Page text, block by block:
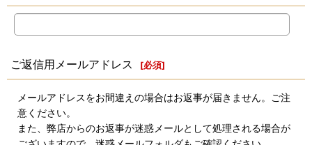
ご返信用メールアドレス [必須]
メールアドレスをお間違えの場合はお返事が届きません。ご注
意ください。
また、弊店からのお返事が迷惑メールとして処理される場合が